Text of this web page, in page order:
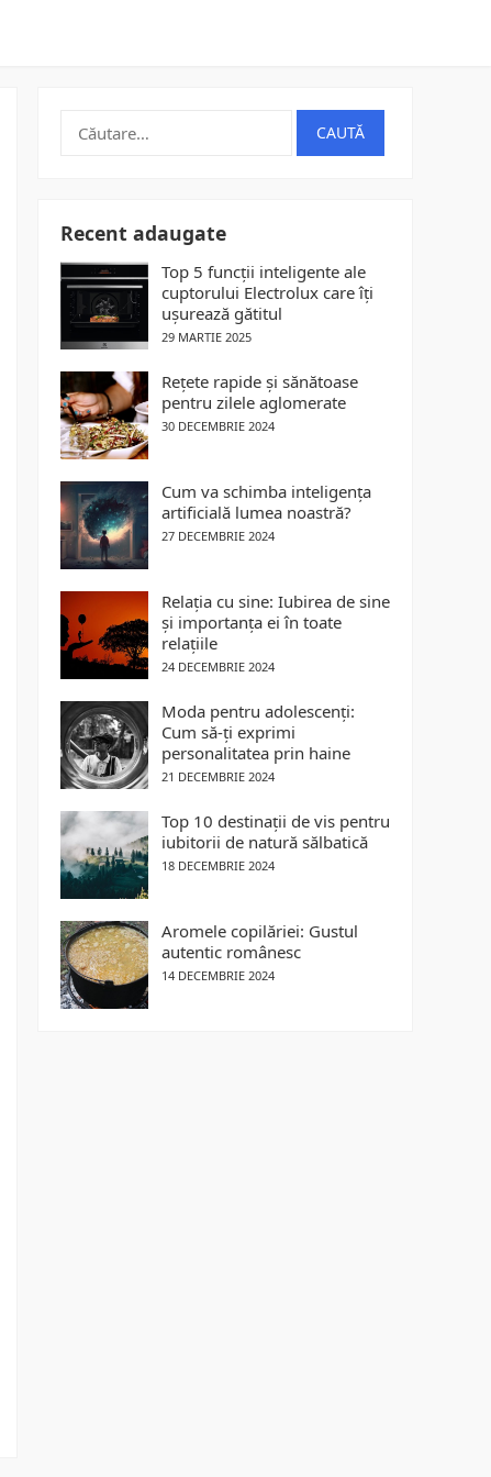
Caută
Recent adaugate
Top 5 funcții inteligente ale
cuptorului Electrolux care îți
ușurează gătitul
29 MARTIE 2025
Rețete rapide și sănătoase
pentru zilele aglomerate
30 DECEMBRIE 2024
Cum va schimba inteligența
artificială lumea noastră?
27 DECEMBRIE 2024
Relația cu sine: Iubirea de sine
și importanța ei în toate
relațiile
24 DECEMBRIE 2024
Moda pentru adolescenți:
Cum să-ți exprimi
personalitatea prin haine
21 DECEMBRIE 2024
Top 10 destinații de vis pentru
iubitorii de natură sălbatică
18 DECEMBRIE 2024
Aromele copilăriei: Gustul
autentic românesc
14 DECEMBRIE 2024